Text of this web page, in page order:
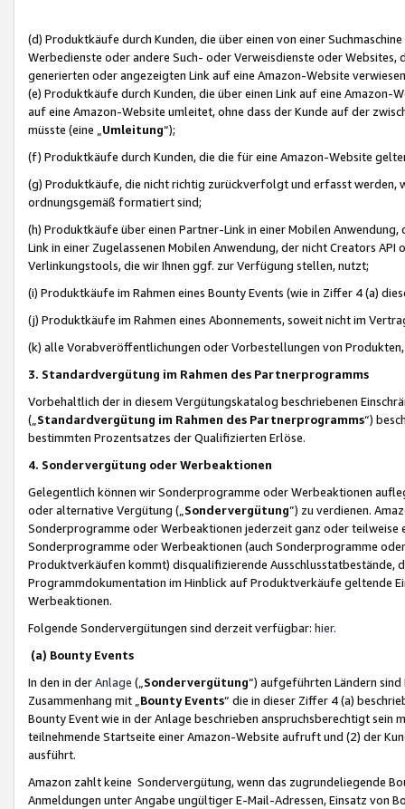
(d) Produktkäufe durch Kunden, die über einen von einer
Werbedienste oder andere Such- oder Verweisdienste oder Websites,
generierten oder angezeigten Link auf eine Amazon-Website
(e) Produktkäufe durch Kunden, die über einen Link auf eine
auf eine Amazon-Website umleitet, ohne dass der Kunde auf der
müsste (eine „ Umleitung“);
(f) Produktkäufe durch Kunden, die die für eine Amazon-Website
(g) Produktkäufe, die nicht richtig zurückverfolgt und erfasst werden,
ordnungsgemäß formatiert sind;
(h) Produktkäufe über einen Partner-Link in einer Mobilen
Link in einer Zugelassenen Mobilen Anwendung, der nicht Creators
Verlinkungstools, die wir Ihnen ggf. zur Verfügung stellen, nutzt;
(i) Produktkäufe im Rahmen eines Bounty Events (wie in Ziffer 4 (a)
(j) Produktkäufe im Rahmen eines Abonnements, soweit nicht im
(k) alle Vorabveröffentlichungen oder Vorbestellungen von
3. Standardvergütung im Rahmen des Partnerprogramms
Vorbehaltlich der in diesem Vergütungskatalog beschriebenen
(„ Standardvergütung im Rahmen des Partnerprogramms“)
bestimmten Prozentsatzes der Qualifizierten Erlöse.
4. Sondervergütung oder Werbeaktionen
Gelegentlich können wir Sonderprogramme oder Werbeaktionen
oder alternative Vergütung („ Sondervergütung”) zu verdienen.
Sonderprogramme oder Werbeaktionen jederzeit ganz oder
Sonderprogramme oder Werbeaktionen (auch Sonderprogramme
Produktverkäufen kommt) disqualifizierende Ausschlusstatbestände,
Programmdokumentation im Hinblick auf Produktverkäufe geltende
Werbeaktionen.
Folgende Sondervergütungen sind derzeit verfügbar: hier.
(a) Bounty Events
In den in derAnlage („ Sondervergütung“) aufgeführten Ländern
Zusammenhang mit „ Bounty Events“ die in dieser Ziffer 4 (a)
Bounty Event wie in der Anlage beschrieben anspruchsberechtigt sein
teilnehmende Startseite einer Amazon-Website aufruft und (2) der
ausführt.
Amazon zahlt keine Sondervergütung, wenn das zugrundeliegende
Anmeldungen unter Angabe ungültiger E-Mail-Adressen, Einsatz von